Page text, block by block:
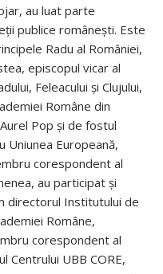
au luat parte
publice românești. Este
Radu al României,
episcopul vicar al
Feleacului și Clujului,
Române din
Pop și de fostul
Uniunea Europeană,
corespondent al
au participat și
directorul Institutului de
Române,
corespondent al
Centrului UBB CORE,